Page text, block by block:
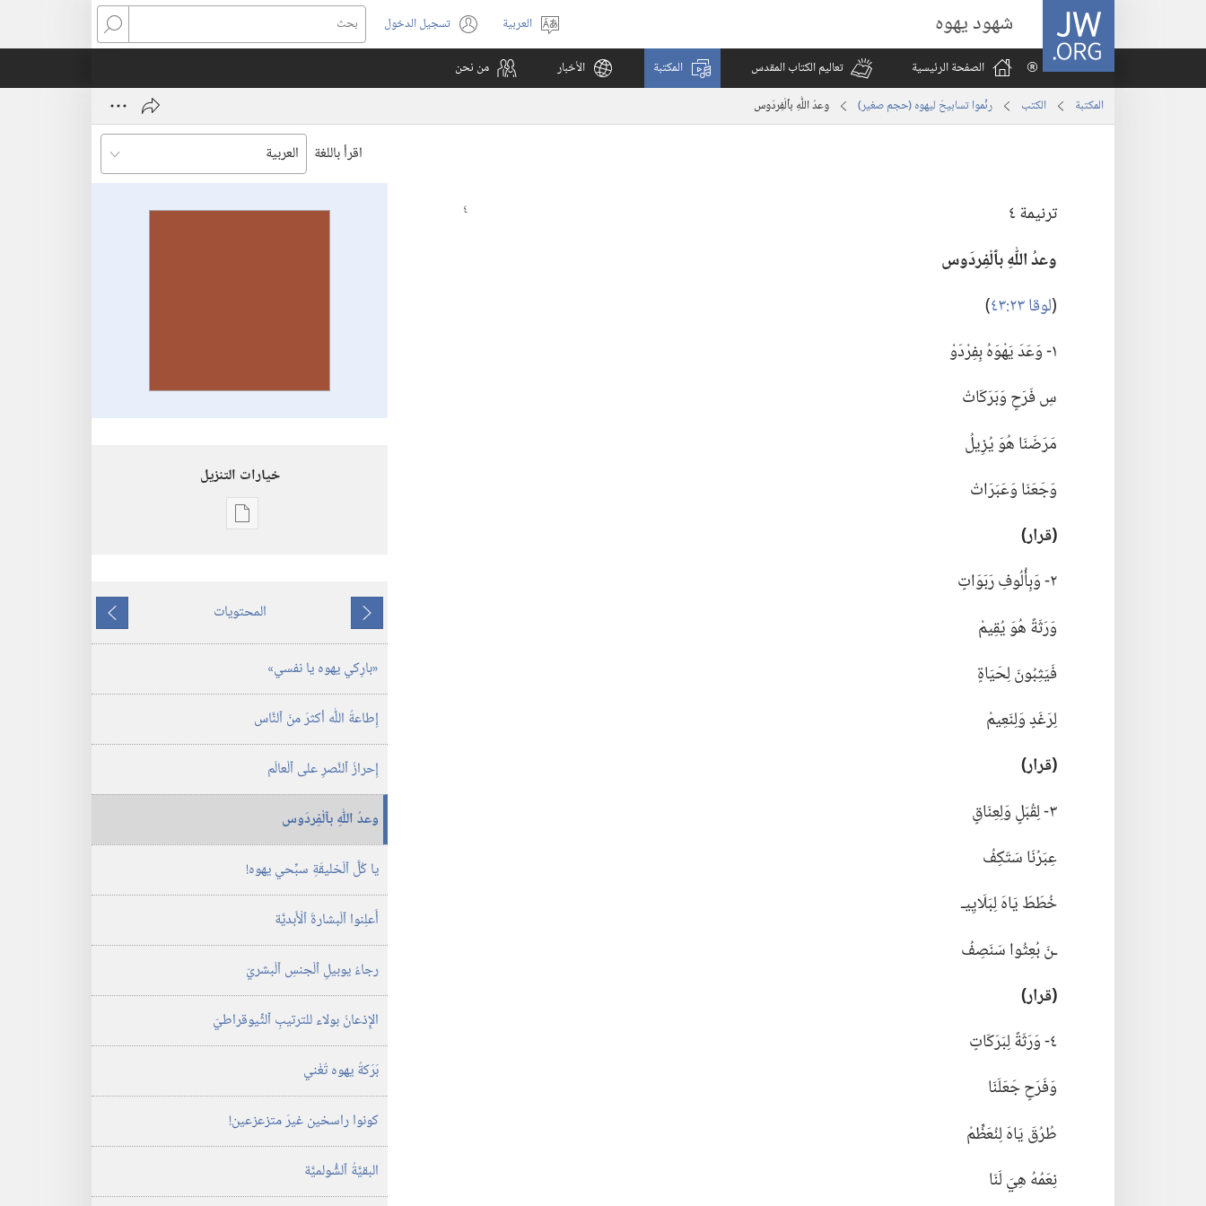
JW.ORG شهود يهوه
اختر
اللغة
العربية تسجيل الدخول
(يفتح
نافذة
بحث
الصفحة الرئيسية
تعاليم الكتاب المقدس المكتبة الأخبار من نحن
المكتبة الكتب رنِّموا تسابيحَ ليهوه (حجم صغير)‏ وعدُ اللّٰهِ بٱلْفِردَوس
اقرأ باللغة
ترنيمة ٤
وعدُ اللّٰهِ بٱلْفِردَوس
‏(‏لوقا ٢٣:‏٤٣
‏)‏
١-‏ وَعَدَ يَهْوَهُ بِفِرْدَوْ
سِ فَرَحٍ وَبَرَكَاتْ
مَرَضَنَا هُوَ يُزِيلُ
وَجَعَنَا وَعَبَرَاتْ
‏(‏قرار)‏
٢-‏ وَبِأُلُوفِ رَبَوَاتٍ
وَرَثَةً هُوَ يُقِيمْ
فَيَثِبُونَ لِحَيَاةٍ
لِرَغَدٍ وَلِنَعِيمْ
‏(‏قرار)‏
٣-‏ لِقُبَلٍ وَلِعِنَاقٍ
عِبَرُنَا سَتَكِفُ
خُطَطَ يَاهَ لِبَلَايِيـ‍
ـنَ بُعِثُوا سَنَصِفُ
‏(‏قرار)‏
٤-‏ وَرَثَةً لِبَرَكَاتٍ
وَفَرَحٍ جَعَلَنَا
طُرُقَ يَاهَ لِنُعَظِّمْ
نِعَمُهُ هِيَ لَنَا
خيارات التنزيل
خيارات
تسابيحَ
ليهوه
صغير)‏
ما
يسبق
المحتويات
ما
يلي
‏«بارِكي يهوه يا نفسي»‏
إِطاعةُ اللّٰه أكثرَ منَ ٱلنَّاس
إِحرازُ ٱلنَّصرِ على ٱلْعالَم
وعدُ اللّٰهِ بٱلْفِردَوس
يا كُلَّ ٱلْخليقَةِ سبِّحي يهوه!‏
أَعلِنوا ٱلْبشارةَ ٱلْأَبديَّة
رجاءُ يوبيلِ ٱلْجنسِ ٱلْبشريّ
الإِذعانُ بولاء للترتيبِ ٱلثِّيوقراطيّ
بَرَكةُ يهوه تُغْني
كونوا راسخين غيرَ متزعزعين!‏
البقيَّةُ ٱلشُّولميَّة